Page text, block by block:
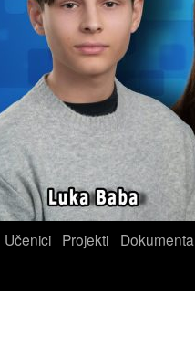
Učenici Projekti Dokumenta